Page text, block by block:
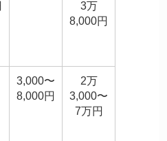
3万
8,000円
3,000〜
8,000円
2万
3,000〜
7万円